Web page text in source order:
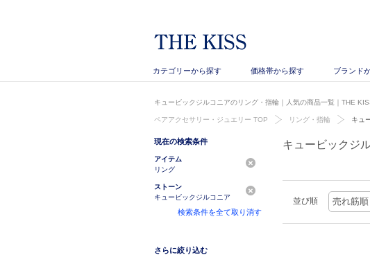
カテゴリーから探す 価格帯から探す ブランド
キュービックジルコニアのリング・指輪｜人気の商品一覧｜THE
ペアアクセサリー・ジュエリー TOP リング・指輪 キュ
キュービックジ
並び順
現在の検索条件
アイテム
リング
ストーン
キュービックジルコニア
検索条件を全て取り消す
さらに絞り込む